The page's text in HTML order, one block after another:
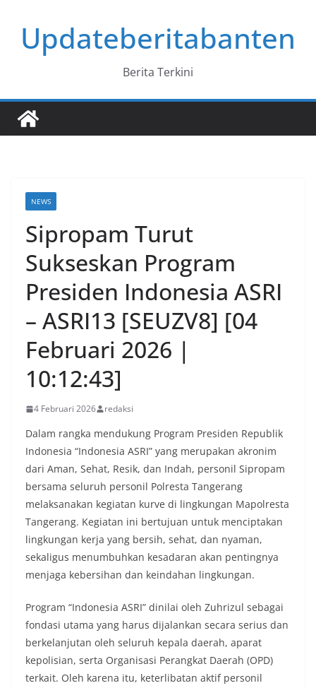
contentUpdateberitabanten
Berita Terkini
NEWS
Sipropam Turut
Sukseskan Program
Presiden Indonesia ASRI
– ASRI13 [SEUZV8] [04
Februari 2026 |
10:12:43]
4 Februari 2026 redaksi
Dalam rangka mendukung Program Presiden Republik
Indonesia “Indonesia ASRI” yang merupakan akronim
dari Aman, Sehat, Resik, dan Indah, personil Sipropam
bersama seluruh personil Polresta Tangerang
melaksanakan kegiatan kurve di lingkungan Mapolresta
Tangerang. Kegiatan ini bertujuan untuk menciptakan
lingkungan kerja yang bersih, sehat, dan nyaman,
sekaligus menumbuhkan kesadaran akan pentingnya
menjaga kebersihan dan keindahan lingkungan.
Program “Indonesia ASRI” dinilai oleh Zuhrizul sebagai
fondasi utama yang harus dijalankan secara serius dan
berkelanjutan oleh seluruh kepala daerah, aparat
kepolisian, serta Organisasi Perangkat Daerah (OPD)
terkait. Oleh karena itu, keterlibatan aktif personil